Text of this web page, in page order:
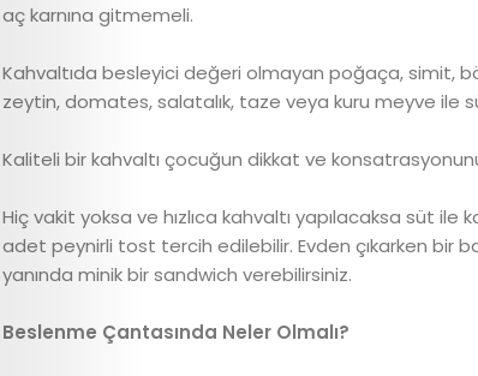
aç karnına gitmemeli.
Kahvaltıda besleyici değeri olmayan poğaça, simit,
zeytin, domates, salatalık, taze veya kuru meyve ile
Kaliteli bir kahvaltı çocuğun dikkat ve
Hiç vakit yoksa ve hızlıca kahvaltı yapılacaksa süt ile
adet peynirli tost tercih edilebilir. Evden çıkarken bir
yanında minik bir sandwich verebilirsiniz.
Beslenme Çantasında Neler Olmalı?